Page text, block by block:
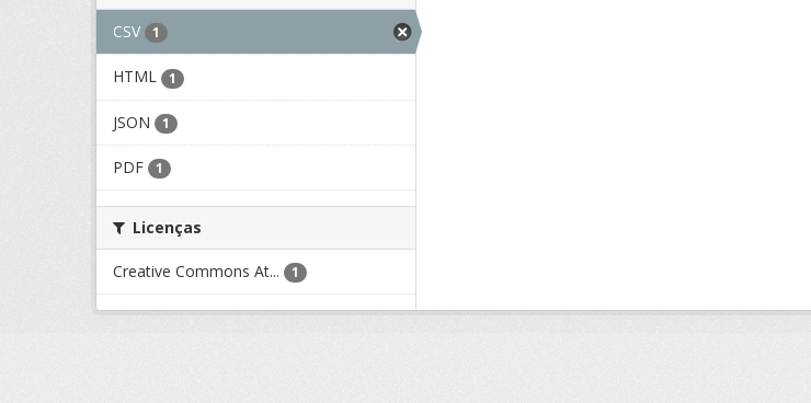
CSV 1
HTML 1
JSON 1
PDF 1
Licenças
Creative Commons At... 1